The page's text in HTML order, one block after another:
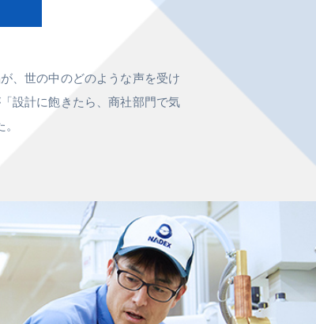
、世の中のどのような声を受け
設計に飽きたら、商社部門で気